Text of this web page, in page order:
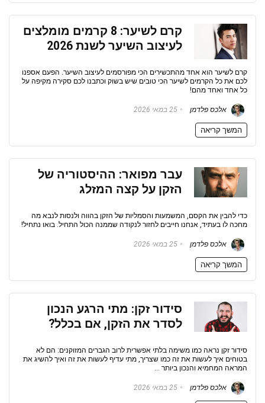
קרם לשיער: 8 קרמים מומלצים
לעיצוב השיער לשנת 2026
קרם לשיער הוא אחד מהתכשירים הכי מפורסמים לעיצוב השיער. הפעם אספנו
לכם את כל הקרמים לשיער הכי טובים שיש בשוק וכתבנו לכם סקירה מקיפה על
כל אחד ואחד מהם!
אלכס פלדמן 25 במאי 2026
המשך קריאה
עבר מפואר: ההיסטוריה של
הזקן על קצה המזלג
כדי להבין את הקסם, המשמעות והסמליות של הזקן בהווה ולנסות לנבא מה
מחכה לו בעתיד, אנחנו חייבים לחזור לנקודה שממנה הכול התחיל. בואו נתחיל!
אלכס פלדמן 25 במאי 2026
המשך קריאה
סידור זקן: מתי הרגע הנכון
לסדר את הזקן, אם בכלל?
סידור זקן נראה כמו משימה בלתי אפשרית לרוב הגברים המזוקנים: הם לא
בטוחים איך לעשות את זה כמו שצריך, מתי עדיף לעשות את זה ואיך להשיג את
המראה המחמיא והנכון ביותר ...
אלכס פלדמן 25 במאי 2026